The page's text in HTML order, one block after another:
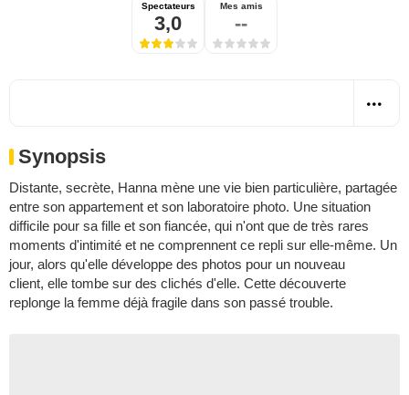
Spectateurs
3,0
Mes amis
--
Synopsis
Distante, secrète, Hanna mène une vie bien particulière, partagée
entre son appartement et son laboratoire photo. Une situation
difficile pour sa fille et son fiancée, qui n'ont que de très rares
moments d'intimité et ne comprennent ce repli sur elle-même. Un
jour, alors qu'elle développe des photos pour un nouveau
client, elle tombe sur des clichés d'elle. Cette découverte
replonge la femme déjà fragile dans son passé trouble.